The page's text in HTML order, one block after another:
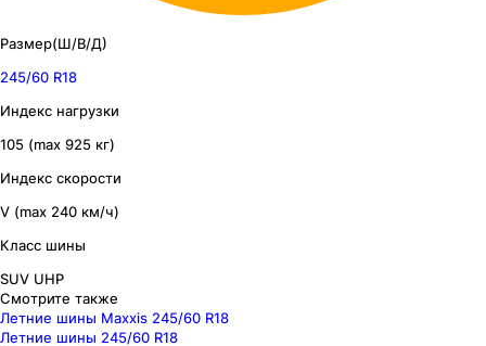
Размер(Ш/В/Д)
245/60 R18
Индекс нагрузки
105 (max 925 кг)
Индекс скорости
V (max 240 км/ч)
Класс шины
SUV UHP
Смотрите также
Летние шины Maxxis 245/60 R18
Летние шины 245/60 R18